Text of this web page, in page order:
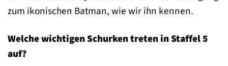
zum ikonischen Batman, wie wir ihn kennen.
Welche wichtigen Schurken treten in Staffel 5
auf?